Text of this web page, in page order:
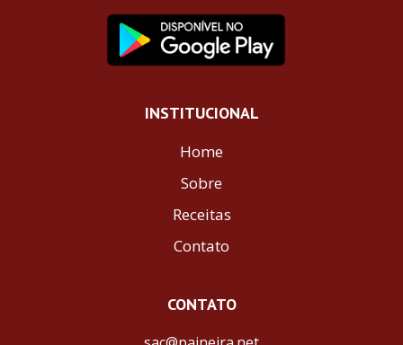
INSTITUCIONAL
Home
Sobre
Receitas
Contato
CONTATO